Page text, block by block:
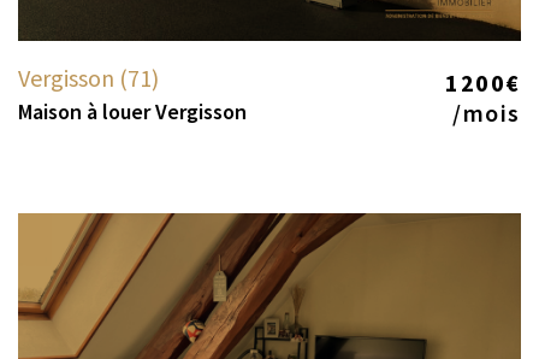
Vergisson (71) 1200€
Maison à louer Vergisson /mois